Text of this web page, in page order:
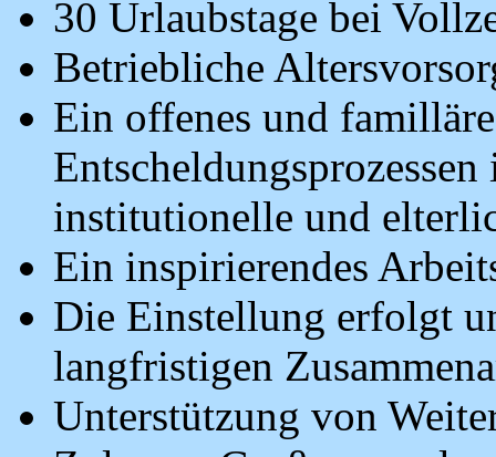
30 Urlaubstage bei
Betriebliche
Ein offenes und
institutionelle und
Ein inspirierendes
Die Einstellung erfolgt
langfristigen
Unterstützung von